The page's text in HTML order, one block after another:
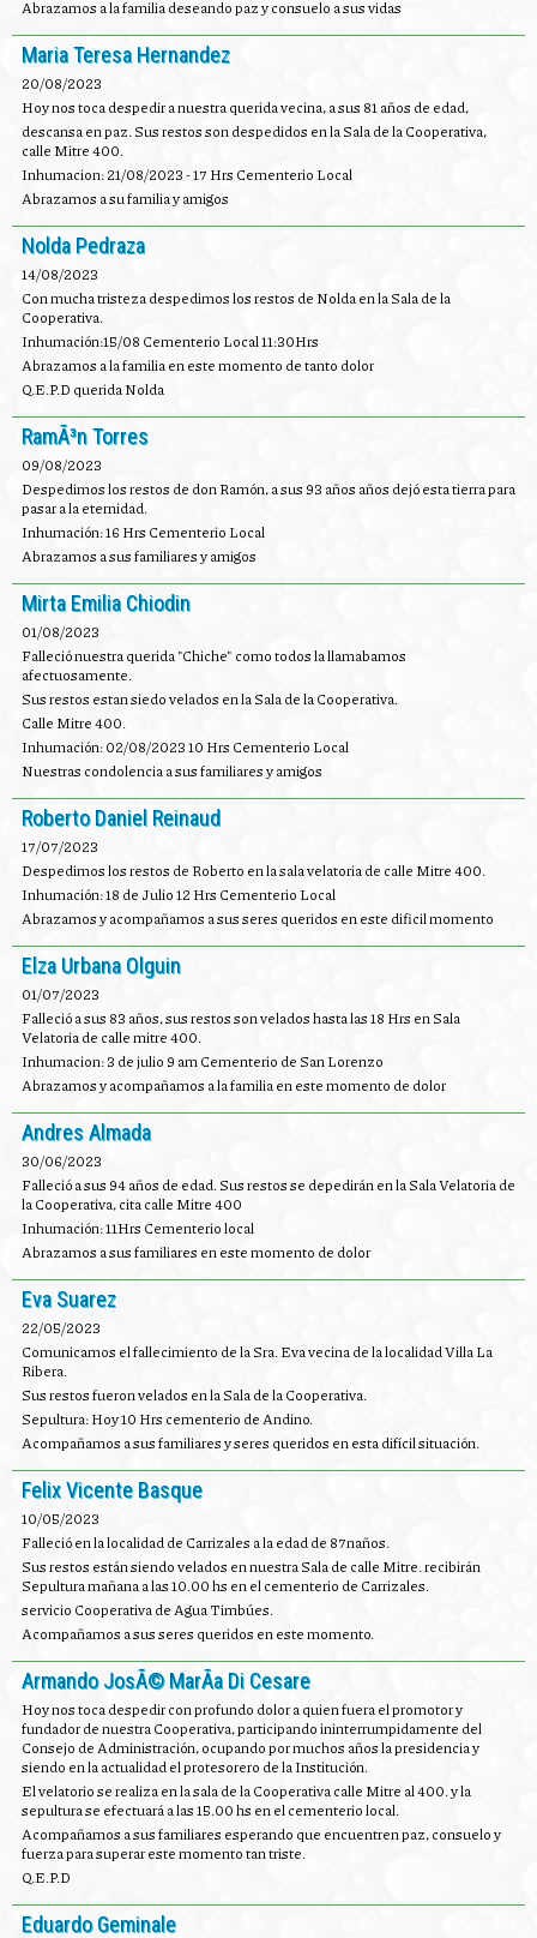
Abrazamos a la familia deseando paz y consuelo a sus vidas
Maria Teresa Hernandez
20/08/2023
Hoy nos toca despedir a nuestra querida vecina, a sus 81 años de edad,
descansa en paz. Sus restos son despedidos en la Sala de la Cooperativa,
calle Mitre 400.
Inhumacion: 21/08/2023 - 17 Hrs Cementerio Local
Abrazamos a su familia y amigos
Nolda Pedraza
14/08/2023
Con mucha tristeza despedimos los restos de Nolda en la Sala de la
Cooperativa.
Inhumación:15/08 Cementerio Local 11:30Hrs
Abrazamos a la familia en este momento de tanto dolor
Q.E.P.D querida Nolda
RamÃ³n Torres
09/08/2023
Despedimos los restos de don Ramón, a sus 93 años años dejó esta tierra para
pasar a la eternidad.
Inhumación: 16 Hrs Cementerio Local
Abrazamos a sus familiares y amigos
Mirta Emilia Chiodin
01/08/2023
Falleció nuestra querida "Chiche" como todos la llamabamos
afectuosamente.
Sus restos estan siedo velados en la Sala de la Cooperativa.
Calle Mitre 400.
Inhumación: 02/08/2023 10 Hrs Cementerio Local
Nuestras condolencia a sus familiares y amigos
Roberto Daniel Reinaud
17/07/2023
Despedimos los restos de Roberto en la sala velatoria de calle Mitre 400.
Inhumación: 18 de Julio 12 Hrs Cementerio Local
Abrazamos y acompañamos a sus seres queridos en este dificil momento
Elza Urbana Olguin
01/07/2023
Falleció a sus 83 años, sus restos son velados hasta las 18 Hrs en Sala
Velatoria de calle mitre 400.
Inhumacion: 3 de julio 9 am Cementerio de San Lorenzo
Abrazamos y acompañamos a la familia en este momento de dolor
Andres Almada
30/06/2023
Falleció a sus 94 años de edad. Sus restos se depedirán en la Sala Velatoria de
la Cooperativa, cita calle Mitre 400
Inhumación: 11Hrs Cementerio local
Abrazamos a sus familiares en este momento de dolor
Eva Suarez
22/05/2023
Comunicamos el fallecimiento de la Sra. Eva vecina de la localidad Villa La
Ribera.
Sus restos fueron velados en la Sala de la Cooperativa.
Sepultura: Hoy 10 Hrs cementerio de Andino.
Acompañamos a sus familiares y seres queridos en esta difícil situación.
Felix Vicente Basque
10/05/2023
Falleció en la localidad de Carrizales a la edad de 87naños.
Sus restos están siendo velados en nuestra Sala de calle Mitre. recibirán
Sepultura mañana a las 10.00 hs en el cementerio de Carrizales.
servicio Cooperativa de Agua Timbúes.
Acompañamos a sus seres queridos en este momento.
Armando JosÃ© MarÃ­a Di Cesare
Hoy nos toca despedir con profundo dolor a quien fuera el promotor y
fundador de nuestra Cooperativa, participando ininterrumpidamente del
Consejo de Administración, ocupando por muchos años la presidencia y
siendo en la actualidad el protesorero de la Institución.
El velatorio se realiza en la sala de la Cooperativa calle Mitre al 400. y la
sepultura se efectuará a las 15.00 hs en el cementerio local.
Acompañamos a sus familiares esperando que encuentren paz, consuelo y
fuerza para superar este momento tan triste.
Q.E.P.D
Eduardo Geminale